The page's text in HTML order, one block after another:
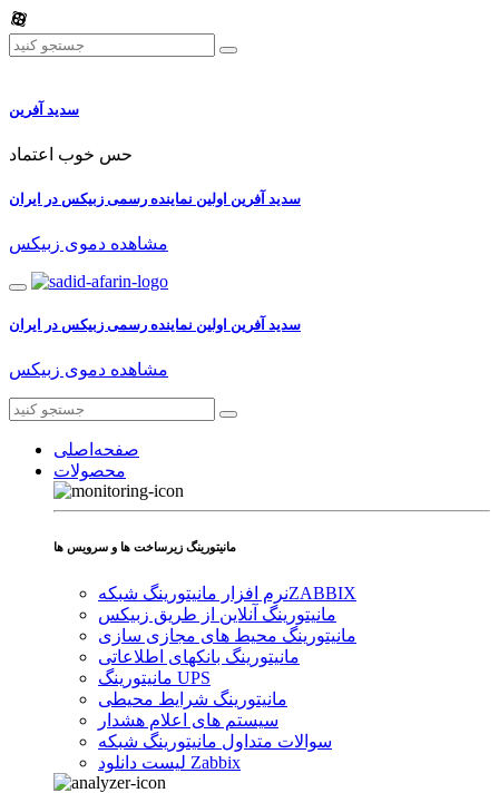
سدید آفرین
حس خوب اعتماد
سدید آفرین اولین نماینده رسمی زبیکس در ایران
مشاهده دموی زبیکس
سدید آفرین اولین نماینده رسمی زبیکس در ایران
مشاهده دموی زبیکس
صفحه‌اصلی
محصولات
مانیتورینگ زیرساخت ها و سرویس ها
نرم افزار مانیتورینگ شبکهZABBIX
مانیتورینگ آنلاین از طریق زبیکس
مانیتورینگ محیط های مجازی سازی
مانیتورینگ بانکهای اطلاعاتی
مانیتورینگ UPS
مانیتورینگ شرایط محیطی
سیستم های اعلام هشدار
سوالات متداول مانیتورینگ شبکه
لیست دانلود Zabbix